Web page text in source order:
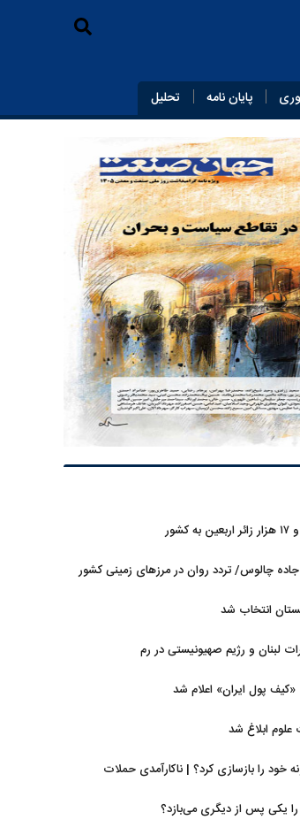
پایان‌ نامه تحلیل
چالوس/ تردد روان در مرزهای زمینی کشور
انتخاب شد
لبنان و رژیم صهیونیستی در رم
پول ایران» اعلام شد
ابلاغ شد
خود را بازسازی کرد؟ | ناکارآمدی حملات
یکی پس از دیگری می‌بازد؟